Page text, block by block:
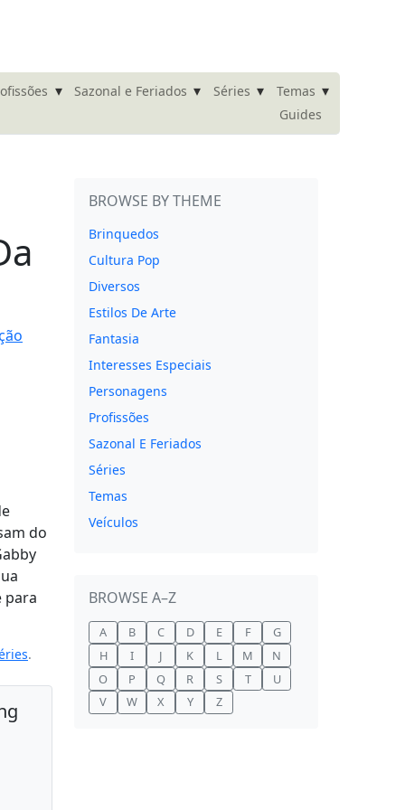
▾ Sazonal e Feriados ▾ Séries ▾ Temas ▾
Guides
do
para
.
BROWSE BY THEME
Brinquedos
Cultura Pop
Diversos
Estilos De Arte
Fantasia
Interesses Especiais
Personagens
Profissões
Sazonal E Feriados
Séries
Temas
Veículos
BROWSE A–Z
A B C D E F
G
H
I J K L M
N
O
P Q R S T
U
V
W X Y Z